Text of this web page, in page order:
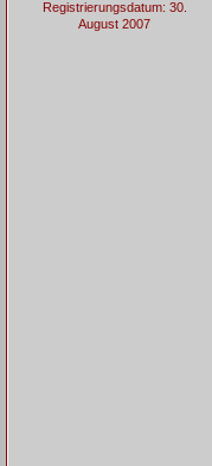
Registrierungsdatum: 30.
August 2007